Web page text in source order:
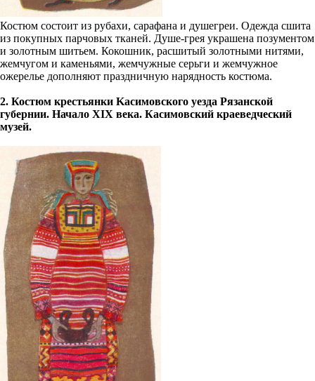
Костюм состоит из рубахи, сарафана и душегреи. Одежда сшита
из покупных парчовых тканей. Душе-грея украшена позументом
и золотным шитьем. Кокошник, расшитый золотными нитями,
жемчугом и каменьями, жемчужные серьги и жемчужное
ожерелье дополняют праздничную нарядность костюма.
2. Костюм крестьянки Kасимовского уезда Рязанской
губернии. Начало XIX века. Касимовский краеведческий
музей.